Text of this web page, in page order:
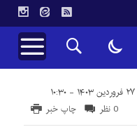
چاپ خبر 0 نظر